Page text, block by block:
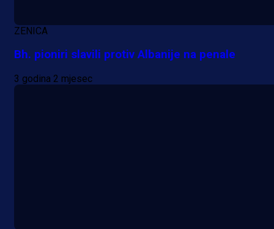
ZENICA
Bh. pioniri slavili protiv Albanije na penale
3 godina 2 mjesec